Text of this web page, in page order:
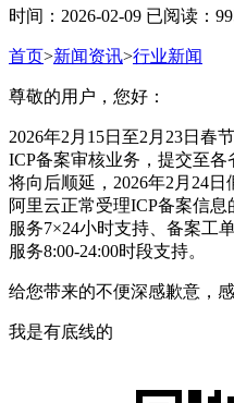
时间：2026-02-09 已阅读：
首页>新闻资讯>行业新闻
尊敬的用户，您好：
2026年2月15日至2月23日春
ICP备案审核业务，提交至
将向后顺延，2026年2月24
阿里云正常受理ICP备案信
服务7×24小时支持、备案工
服务8:00-24:00时段支持。
给您带来的不便深感歉意，
我是有底线的